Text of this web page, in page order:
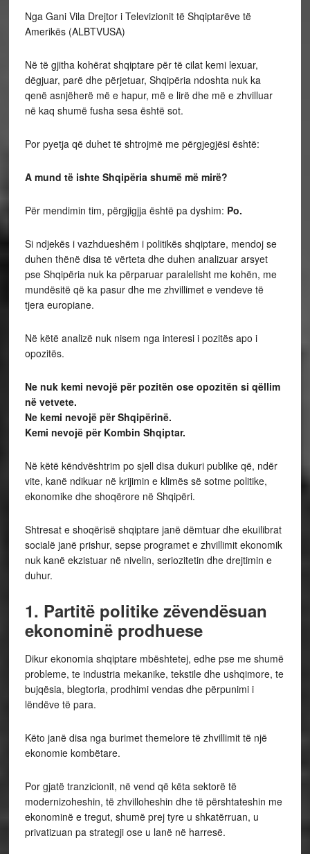
Nga Gani Vila Drejtor i Televizionit të Shqiptarëve të
Amerikës (ALBTVUSA)
Në të gjitha kohërat shqiptare për të cilat kemi lexuar,
dëgjuar, parë dhe përjetuar, Shqipëria ndoshta nuk ka
qenë asnjëherë më e hapur, më e lirë dhe më e zhvilluar
në kaq shumë fusha sesa është sot.
Por pyetja që duhet të shtrojmë me përgjegjësi është:
A mund të ishte Shqipëria shumë më mirë?
Për mendimin tim, përgjigjja është pa dyshim: Po.
Si ndjekës i vazhdueshëm i politikës shqiptare, mendoj se
duhen thënë disa të vërteta dhe duhen analizuar arsyet
pse Shqipëria nuk ka përparuar paralelisht me kohën, me
mundësitë që ka pasur dhe me zhvillimet e vendeve të
tjera europiane.
Në këtë analizë nuk nisem nga interesi i pozitës apo i
opozitës.
Ne nuk kemi nevojë për pozitën ose opozitën si qëllim
në vetvete.
Ne kemi nevojë për Shqipërinë.
Kemi nevojë për Kombin Shqiptar.
Në këtë këndvështrim po sjell disa dukuri publike që, ndër
vite, kanë ndikuar në krijimin e klimës së sotme politike,
ekonomike dhe shoqërore në Shqipëri.
Shtresat e shoqërisë shqiptare janë dëmtuar dhe ekuilibrat
socialë janë prishur, sepse programet e zhvillimit ekonomik
nuk kanë ekzistuar në nivelin, seriozitetin dhe drejtimin e
duhur.
1. Partitë politike zëvendësuan
ekonominë prodhuese
Dikur ekonomia shqiptare mbështetej, edhe pse me shumë
probleme, te industria mekanike, tekstile dhe ushqimore, te
bujqësia, blegtoria, prodhimi vendas dhe përpunimi i
lëndëve të para.
Këto janë disa nga burimet themelore të zhvillimit të një
ekonomie kombëtare.
Por gjatë tranzicionit, në vend që këta sektorë të
modernizoheshin, të zhvilloheshin dhe të përshtateshin me
ekonominë e tregut, shumë prej tyre u shkatërruan, u
privatizuan pa strategji ose u lanë në harresë.